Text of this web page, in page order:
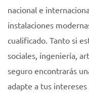
nacional e
instalaciones
cualificado. Tanto si
sociales, ingeniería,
seguro encontrarás
adapte a tus intereses